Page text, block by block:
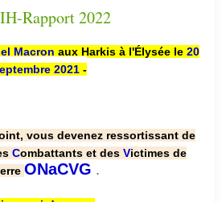
Macron aux Harkis à l'Élysée le 20
2021 -
vous devenez ressortissant de
Combattants et des Victimes de
ONaCVG .